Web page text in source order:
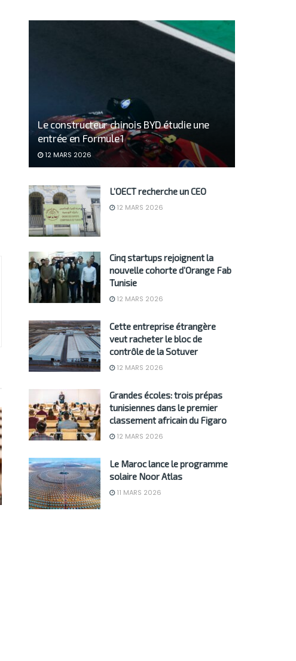
Le constructeur chinois BYD étudie une
entrée en Formule 1
12 MARS 2026
L’OECT recherche un CEO
12 MARS 2026
Cinq startups rejoignent la
nouvelle cohorte d’Orange Fab
Tunisie
12 MARS 2026
Cette entreprise étrangère
veut racheter le bloc de
contrôle de la Sotuver
12 MARS 2026
Grandes écoles: trois prépas
tunisiennes dans le premier
classement africain du Figaro
12 MARS 2026
Le Maroc lance le programme
solaire Noor Atlas
11 MARS 2026